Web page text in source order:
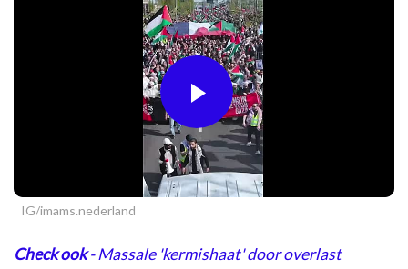
Play
Video
IG/imams.nederland
Check ook- Massale 'kermishaat' door overlast